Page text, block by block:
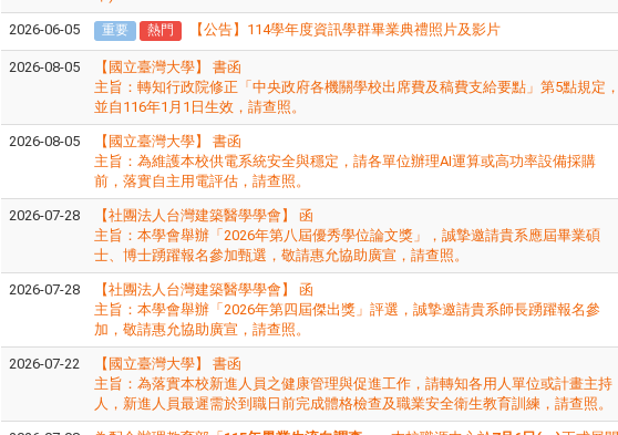
2026-06-05 重要 熱門 【公告】 114學年度資訊學群畢業典禮照片及影片
2026-08-05
【國立臺灣大學】 書函
主旨：​轉知行政院修正「中央政府各機關學校出席費及稿費支給要點」第5點規定，
並自116年1月1日生效，請查照。
2026-08-05
【國立臺灣大學】 書函
主旨：​為維護本校供電系統安全與穩定，請各單位辦理AI運算或高功率設備採購
前，落實自主用電評估，請查照。
2026-07-28
【社團法人台灣建築醫學學會】 函
主旨：本學會舉辦「2026年第八屆優秀學位論文獎」，誠摯邀請貴系應屆畢業碩
士、博士踴躍報名參加甄選，敬請惠允協助廣宣，請查照。
2026-07-28
【社團法人台灣建築醫學學會】 函
主旨：本學會舉辦「2026年第四屆傑出獎」評選，誠摯邀請貴系師長踴躍報名參
加，敬請惠允協助廣宣，請查照。
2026-07-22
【國立臺灣大學】 書函
主旨：​為落實本校新進人員之健康管理與促進工作，請轉知各用人單位或計畫主持
人，新進人員最遲需於到職日前完成體格檢查及職業安全衛生教育訓練，請查照。